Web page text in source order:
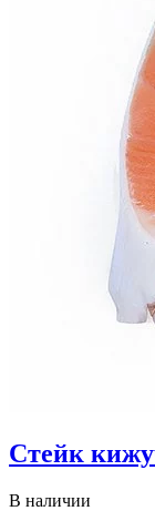
Стейк
В наличии